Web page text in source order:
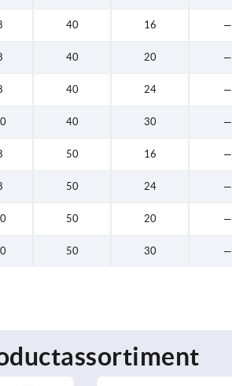
40 16 —
40 20 —
40 24 —
40 30 —
50 16 —
50 24 —
50 20 —
50 30 —